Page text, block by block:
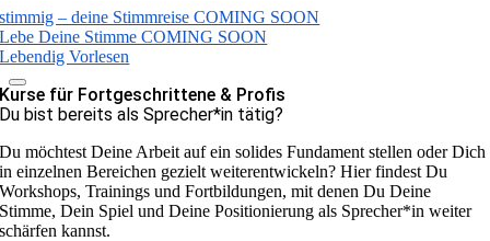
stimmig – deine Stimmreise COMING SOON
Lebe Deine Stimme COMING SOON
Lebendig Vorlesen
Kurse für Fortgeschrittene & Profis
Du bist bereits als Sprecher*in tätig?
Du möchtest Deine Arbeit auf ein solides Fundament stellen oder Dich
in einzelnen Bereichen gezielt weiterentwickeln? Hier findest Du
Workshops, Trainings und Fortbildungen, mit denen Du Deine
Stimme, Dein Spiel und Deine Positionierung als Sprecher*in weiter
schärfen kannst.